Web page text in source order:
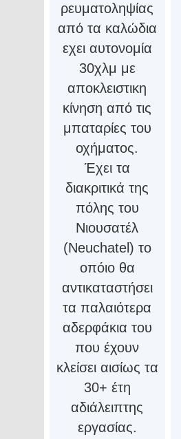
ρευματοληψίας
από τα καλώδια
εχει αυτονομία
30χλμ με
αποκλειστικη
κίνηση από τις
μπαταρίες του
οχήματος.
Έχει τα
διακριτικά της
πόλης του
Νιουσατέλ
(Neuchatel) το
οπόιο θα
αντικαταστήσει
τα παλαιότερα
αδερφάκια του
που έχουν
κλείσει αισίως τα
30+ έτη
αδιάλειπτης
εργασίας.